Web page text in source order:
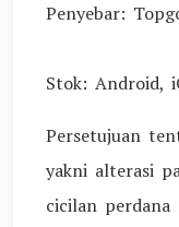
Penyebar:
Stok: Android,
Persetujuan
yakni alterasi
cicilan perdana